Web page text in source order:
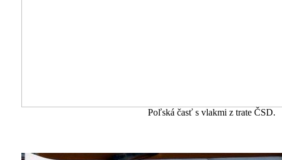
Poľská časť s vlakmi z trate ČSD.